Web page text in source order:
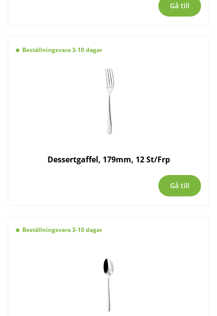
Gå till
Beställningsvara 3-10 dagar
Dessertgaffel, 179mm, 12 St/Frp
Gå till
Beställningsvara 3-10 dagar